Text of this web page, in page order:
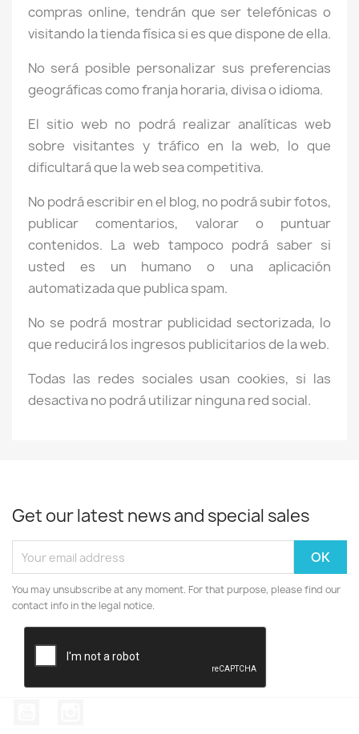
compras online, tendrán que ser telefónicas o
visitando la tienda física si es que dispone de ella.
No será posible personalizar sus preferencias
geográficas como franja horaria, divisa o idioma.
El sitio web no podrá realizar analíticas web
sobre visitantes y tráfico en la web, lo que
dificultará que la web sea competitiva.
No podrá escribir en el blog, no podrá subir fotos,
publicar comentarios, valorar o puntuar
contenidos. La web tampoco podrá saber si
usted es un humano o una aplicación
automatizada que publica spam.
No se podrá mostrar publicidad sectorizada, lo
que reducirá los ingresos publicitarios de la web.
Todas las redes sociales usan cookies, si las
desactiva no podrá utilizar ninguna red social.
Get our latest news and special sales
You may unsubscribe at any moment. For that purpose, please find our
contact info in the legal notice.